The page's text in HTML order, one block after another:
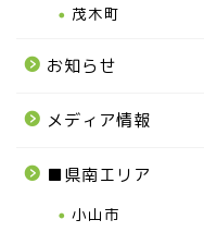
茂木町
お知らせ
メディア情報
■県南エリア
小山市